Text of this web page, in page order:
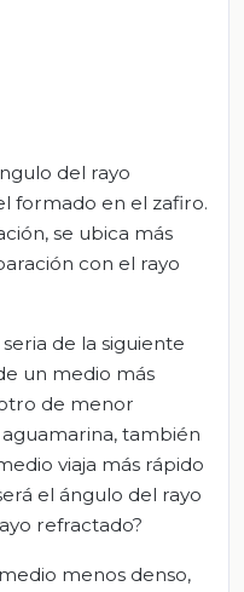
del rayo
formado en el zafiro.
se ubica más
con el rayo
de la siguiente
un medio más
de menor
también
viaja más rápido
el ángulo del rayo
refractado?
menos denso,